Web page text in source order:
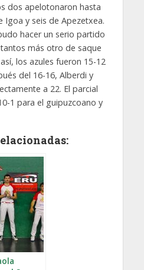
dos apelotonaron hasta
Igoa y seis de Apezetxea.
hacer un serio partido
más otro de saque
los azules fueron 15-12
del 16-16, Alberdi y
a 22. El parcial
1 para el guipuzcoano y